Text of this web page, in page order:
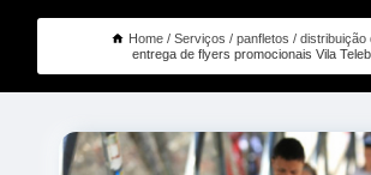
Home Serviços panfletos
distribuição
entrega de flyers promocionais Vila